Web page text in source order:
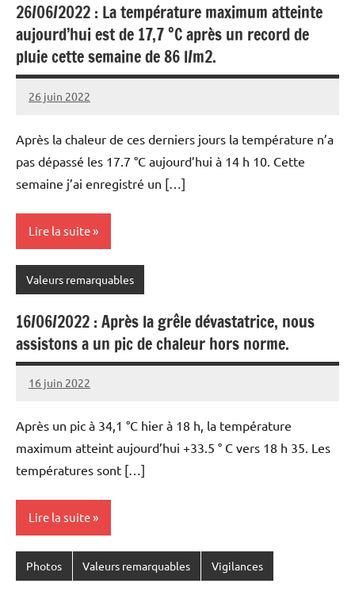
26/06/2022 : La température maximum atteinte
aujourd’hui est de 17,7 °C après un record de
pluie cette semaine de 86 l/m2.
26 juin 2022
Patrice
Après la chaleur de ces derniers jours la température n’a
pas dépassé les 17.7 °C aujourd’hui à 14 h 10. Cette
semaine j’ai enregistré un […]
Lire la suite
Valeurs remarquables
16/06/2022 : Après la grêle dévastatrice, nous
assistons a un pic de chaleur hors norme.
16 juin 2022
Patrice
Après un pic à 34,1 °C hier à 18 h, la température
maximum atteint aujourd’hui +33.5 ° C vers 18 h 35. Les
températures sont […]
Lire la suite
Photos Valeurs remarquables Vigilances